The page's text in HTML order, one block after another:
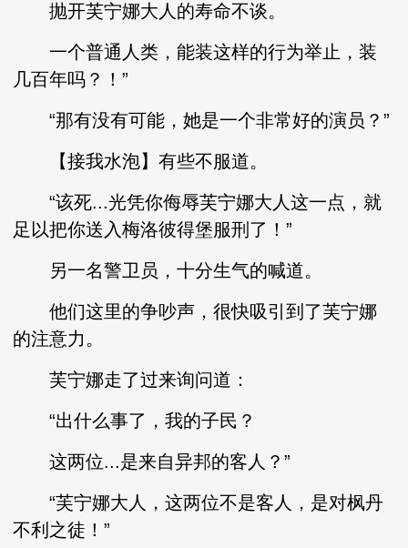
抛开芙宁娜大人的寿命不谈。
一个普通人类，能装这样的行为举止，装
几百年吗？！”
“那有没有可能，她是一个非常好的演员？”
【接我水泡】有些不服道。
“该死...光凭你侮辱芙宁娜大人这一点，就
足以把你送入梅洛彼得堡服刑了！”
另一名警卫员，十分生气的喊道。
他们这里的争吵声，很快吸引到了芙宁娜
的注意力。
芙宁娜走了过来询问道：
“出什么事了，我的子民？
这两位...是来自异邦的客人？”
“芙宁娜大人，这两位不是客人，是对枫丹
不利之徒！”